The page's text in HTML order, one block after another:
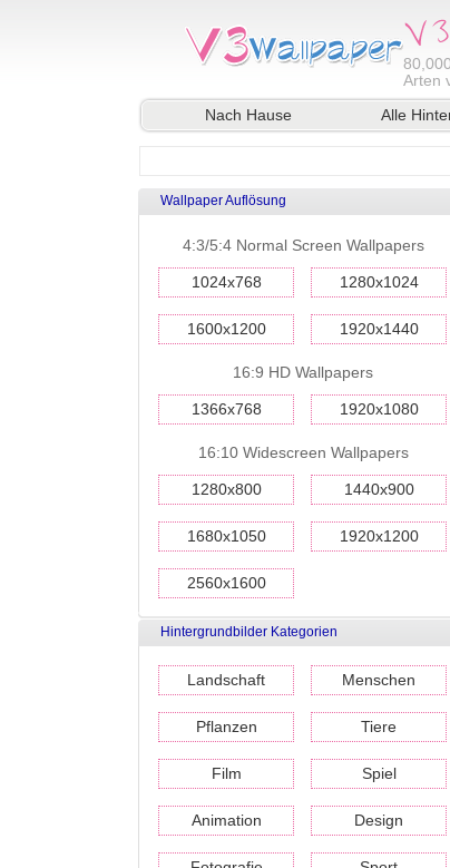
80,000
Arten
Nach Hause Alle
Wallpaper Auflösung
4:3/5:4 Normal Screen Wallpapers
1024x768 1280x1024
1600x1200 1920x1440
16:9 HD Wallpapers
1366x768 1920x1080
16:10 Widescreen Wallpapers
1280x800 1440x900
1680x1050 1920x1200
2560x1600
Hintergrundbilder Kategorien
Landschaft Menschen
Pflanzen Tiere
Film Spiel
Animation Design